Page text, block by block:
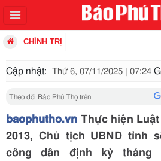
CHÍNH TRỊ
Cập nhật: Thứ 6, 07/11/2025 | 07:24
Theo dõi Báo Phú Thọ trên
baophutho.vn Thực hiện
2013, Chủ tịch UBND tỉnh
công dân định kỳ tháng